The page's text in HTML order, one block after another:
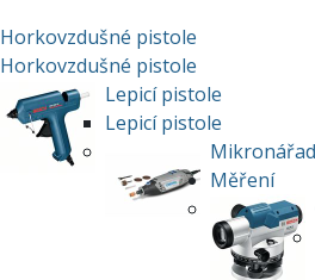
Horkovzdušné pistole
Horkovzdušné pistole
Lepicí pistole
Lepicí pistole
Měření